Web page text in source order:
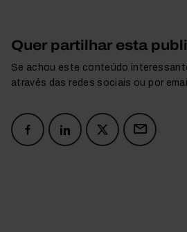
Quer partilhar esta
Se achou este conteúdo
através das redes sociais ou por